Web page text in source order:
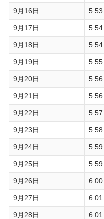
9月16日 5:53
9月17日 5:54
9月18日 5:54
9月19日 5:55
9月20日 5:56
9月21日 5:56
9月22日 5:57
9月23日 5:58
9月24日 5:59
9月25日 5:59
9月26日 6:00
9月27日 6:01
9月28日 6:01